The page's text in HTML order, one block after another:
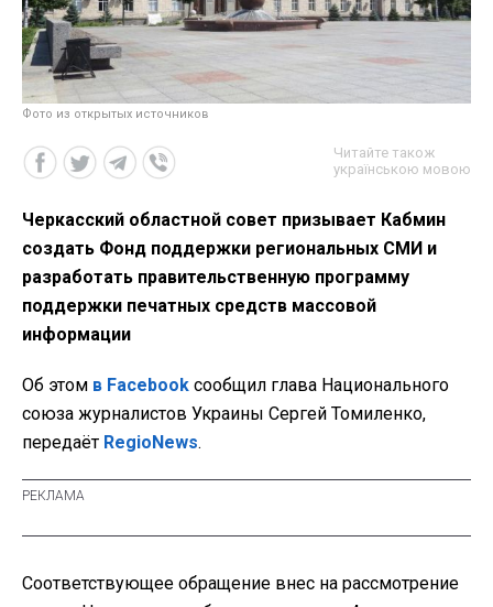
Фото из открытых источников
Читайте також
українською мовою
Черкасский областной совет призывает Кабмин
создать Фонд поддержки региональных СМИ и
разработать правительственную программу
поддержки печатных средств массовой
информации
Об этом в Facebook сообщил глава Национального
союза журналистов Украины Сергей Томиленко,
передаёт RegioNews.
Соответствующее обращение внес на рассмотрение